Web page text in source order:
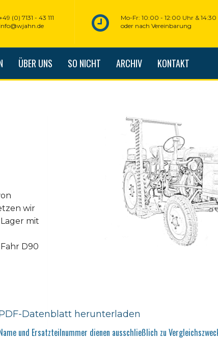
Mo-Fr: 10:00 - 12:00 Uhr &
oder nach Vereinbarung
(0) 7131 - 43 111
info@wjahn.de
ÜBER UNS SO NICHT ARCHIV KONTAKT
wir
mit
D90
Datenblatt herunterladen
und Ersatzteilnummer dienen ausschließlich zu